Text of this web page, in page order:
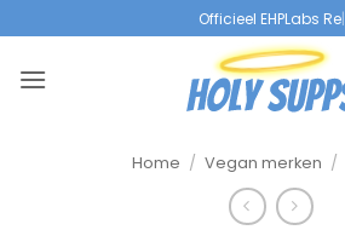
naar
inhoud
Officieel EHPLabs Resell
Home / Vegan merken /